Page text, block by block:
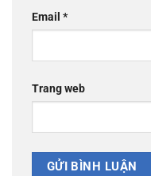
Email *
Trang web